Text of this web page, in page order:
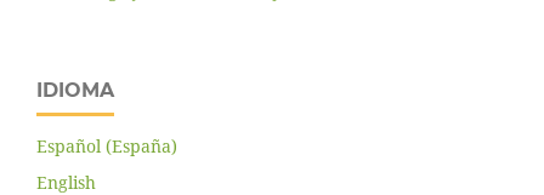
IDIOMA
Español (España)
English